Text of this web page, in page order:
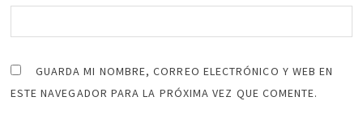
GUARDA MI NOMBRE, CORREO ELECTRÓNICO Y WEB EN
ESTE NAVEGADOR PARA LA PRÓXIMA VEZ QUE COMENTE.